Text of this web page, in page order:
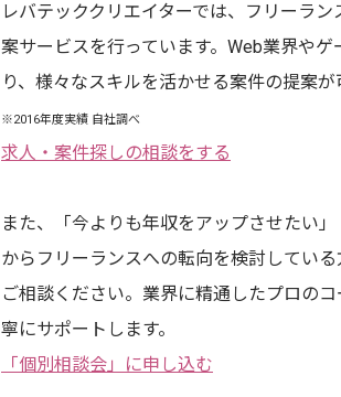
レバテッククリエイターでは、フリーラ
案サービスを行っています。Web業界や
り、様々なスキルを活かせる案件の提案が
※2016年度実績 自社調べ
求人・案件探しの相談をする
また、「今よりも年収をアップさせたい
からフリーランスへの転向を検討してい
ご相談ください。業界に精通したプロの
寧にサポートします。
「個別相談会」に申し込む